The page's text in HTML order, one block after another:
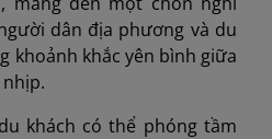
dân địa phương và du
khoảnh khắc yên bình giữa
khách có thể phóng tầm